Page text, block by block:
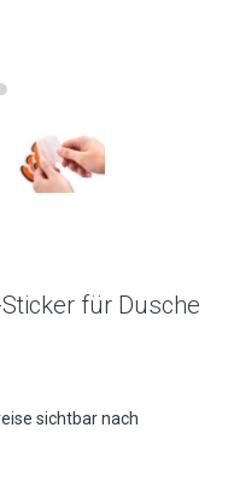
für Dusche
sichtbar nach